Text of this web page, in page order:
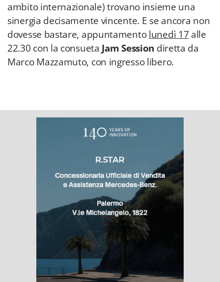
ambito internazionale) trovano insieme una
sinergia decisamente vincente. E se ancora non
dovesse bastare, appuntamentolunedì 17 alle
22.30 con la consueta Jam Session diretta da
Marco Mazzamuto, con ingresso libero.